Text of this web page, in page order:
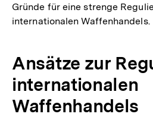
Gründe für eine strenge
internationalen Waffenhandels.
Ansätze zur
internationalen
Waffenhandels